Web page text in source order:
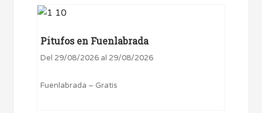
Pitufos en Fuenlabrada
Del 29/08/2026 al 29/08/2026
Fuenlabrada – Gratis